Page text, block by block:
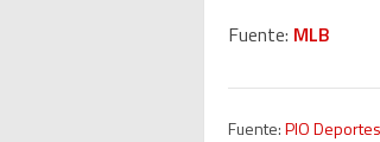
Fuente: MLB
Fuente:PIO Deportes